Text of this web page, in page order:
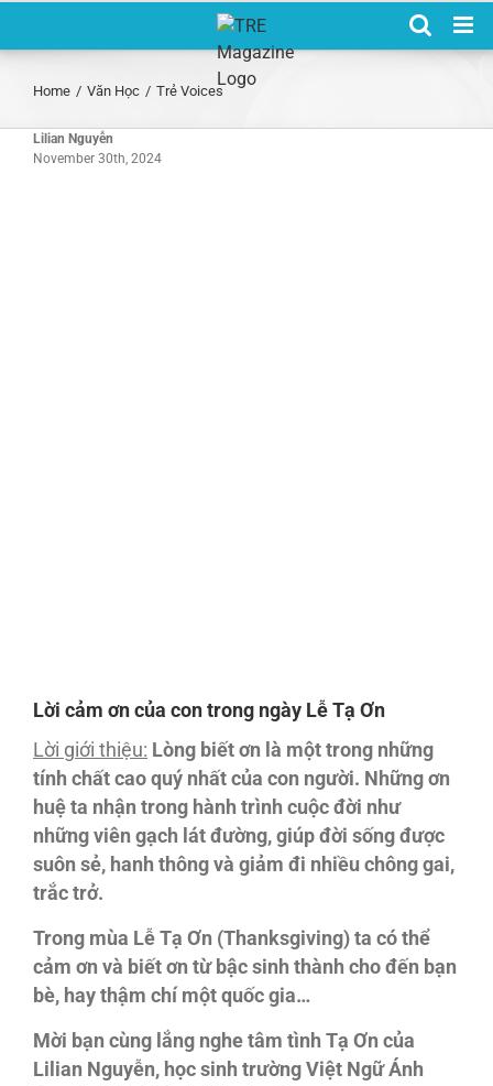
Home / Văn Học / Trẻ Voices
Lilian Nguyễn
November 30th, 2024
Lời cảm ơn của con trong ngày Lễ Tạ Ơn
Lời giới thiệu: Lòng biết ơn là một trong những
tính chất cao quý nhất của con người. Những ơn
huệ ta nhận trong hành trình cuộc đời như
những viên gạch lát đường, giúp đời sống được
suôn sẻ, hanh thông và giảm đi nhiều chông gai,
trắc trở.
Trong mùa Lễ Tạ Ơn (Thanksgiving) ta có thể
cảm ơn và biết ơn từ bậc sinh thành cho đến bạn
bè, hay thậm chí một quốc gia…
Mời bạn cùng lắng nghe tâm tình Tạ Ơn của
Lilian Nguyễn, học sinh trường Việt Ngữ Ánh